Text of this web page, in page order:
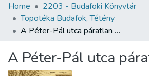
Communities & Collections
All of DSpace
About us
Home
2203 - Budafoki Könyvtár
Topotéka Budafok, Tétény
A Péter-Pál utca páratlan oldala
A Péter-Pál utca